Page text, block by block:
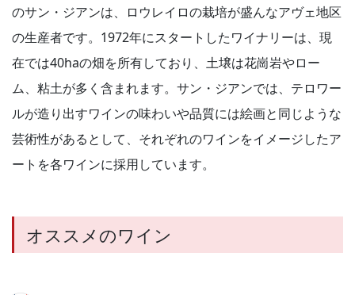
のサン・ジアンは、ロウレイロの栽培が盛んなアヴェ地区
の生産者です。1972年にスタートしたワイナリーは、現
在では40haの畑を所有しており、土壌は花崗岩やロー
ム、粘土が多く含まれます。サン・ジアンでは、テロワー
ルが造り出すワインの味わいや品質には絵画と同じような
芸術性があるとして、それぞれのワインをイメージしたア
ートを各ワインに採用しています。
オススメのワイン